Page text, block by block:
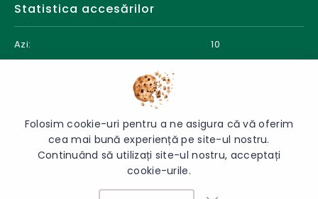
Statistica accesărilor
Azi:
10
© 2026 Direcția Educație Dubăsari - Toate drepturile rezervate.
Folosim cookie-uri pentru a ne asigura că vă oferim
cea mai bună experiență pe site-ul nostru.
Continuând să utilizați site-ul nostru, acceptați
cookie-urile.